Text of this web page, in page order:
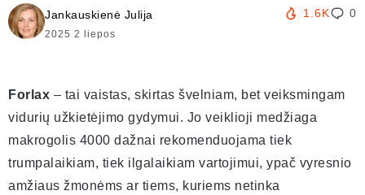
Jankauskienė Julija
2025 2 liepos
1.6K 0
Forlax – tai vaistas, skirtas švelniam, bet veiksmingam
vidurių užkietėjimo gydymui. Jo veiklioji medžiaga
makrogolis 4000 dažnai rekomenduojama tiek
trumpalaikiam, tiek ilgalaikiam vartojimui, ypač vyresnio
amžiaus žmonėms ar tiems, kuriems netinka